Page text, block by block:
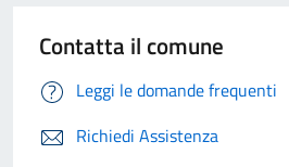
Contatta il comune
Leggi le domande frequenti
Richiedi Assistenza